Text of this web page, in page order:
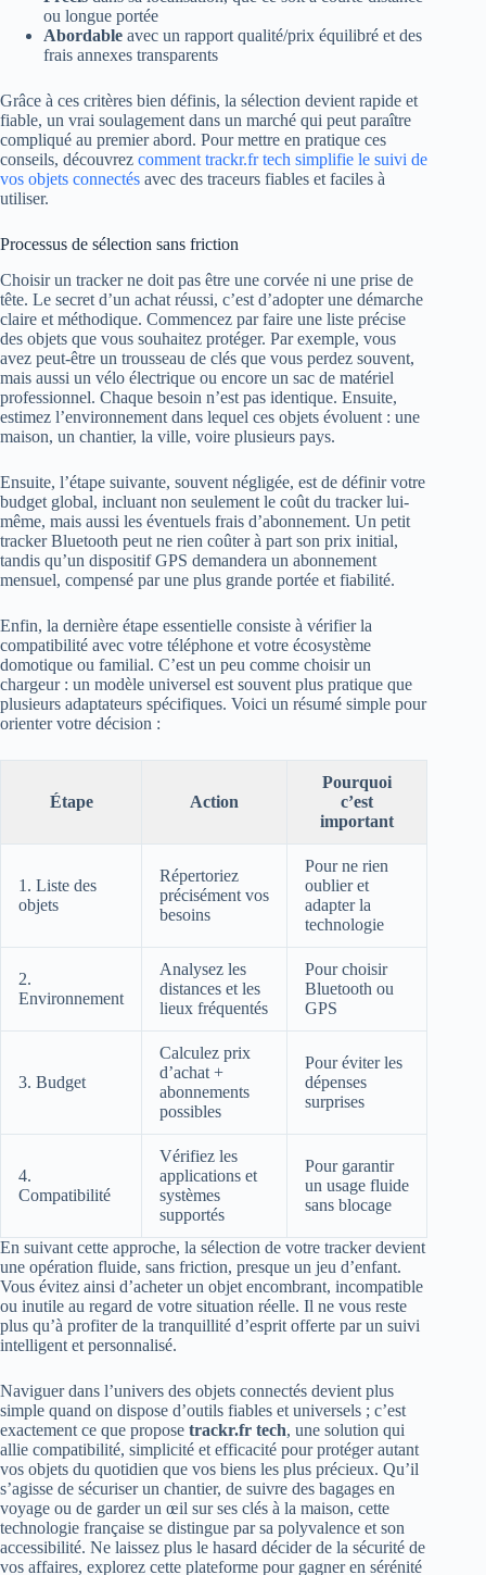
ou longue portée
Abordable avec un rapport qualité/prix équilibré et des
frais annexes transparents
Grâce à ces critères bien définis, la sélection devient rapide et
fiable, un vrai soulagement dans un marché qui peut paraître
compliqué au premier abord. Pour mettre en pratique ces
conseils, découvrez comment trackr.fr tech simplifie le suivi de
vos objets connectés avec des traceurs fiables et faciles à
utiliser.
Processus de sélection sans friction
Choisir un tracker ne doit pas être une corvée ni une prise de
tête. Le secret d’un achat réussi, c’est d’adopter une démarche
claire et méthodique. Commencez par faire une liste précise
des objets que vous souhaitez protéger. Par exemple, vous
avez peut-être un trousseau de clés que vous perdez souvent,
mais aussi un vélo électrique ou encore un sac de matériel
professionnel. Chaque besoin n’est pas identique. Ensuite,
estimez l’environnement dans lequel ces objets évoluent : une
maison, un chantier, la ville, voire plusieurs pays.
Ensuite, l’étape suivante, souvent négligée, est de définir votre
budget global, incluant non seulement le coût du tracker lui-
même, mais aussi les éventuels frais d’abonnement. Un petit
tracker Bluetooth peut ne rien coûter à part son prix initial,
tandis qu’un dispositif GPS demandera un abonnement
mensuel, compensé par une plus grande portée et fiabilité.
Enfin, la dernière étape essentielle consiste à vérifier la
compatibilité avec votre téléphone et votre écosystème
domotique ou familial. C’est un peu comme choisir un
chargeur : un modèle universel est souvent plus pratique que
plusieurs adaptateurs spécifiques. Voici un résumé simple pour
orienter votre décision :
Étape Action
Pourquoi
c’est
important
1. Liste des
objets
Répertoriez
précisément vos
besoins
Pour ne rien
oublier et
adapter la
technologie
2.
Environnement
Analysez les
distances et les
lieux fréquentés
Pour choisir
Bluetooth ou
GPS
3. Budget
Calculez prix
d’achat +
abonnements
possibles
Pour éviter les
dépenses
surprises
4.
Compatibilité
Vérifiez les
applications et
systèmes
supportés
Pour garantir
un usage fluide
sans blocage
En suivant cette approche, la sélection de votre tracker devient
une opération fluide, sans friction, presque un jeu d’enfant.
Vous évitez ainsi d’acheter un objet encombrant, incompatible
ou inutile au regard de votre situation réelle. Il ne vous reste
plus qu’à profiter de la tranquillité d’esprit offerte par un suivi
intelligent et personnalisé.
Naviguer dans l’univers des objets connectés devient plus
simple quand on dispose d’outils fiables et universels ; c’est
exactement ce que propose trackr.fr tech, une solution qui
allie compatibilité, simplicité et efficacité pour protéger autant
vos objets du quotidien que vos biens les plus précieux. Qu’il
s’agisse de sécuriser un chantier, de suivre des bagages en
voyage ou de garder un œil sur ses clés à la maison, cette
technologie française se distingue par sa polyvalence et son
accessibilité. Ne laissez plus le hasard décider de la sécurité de
vos affaires, explorez cette plateforme pour gagner en sérénité